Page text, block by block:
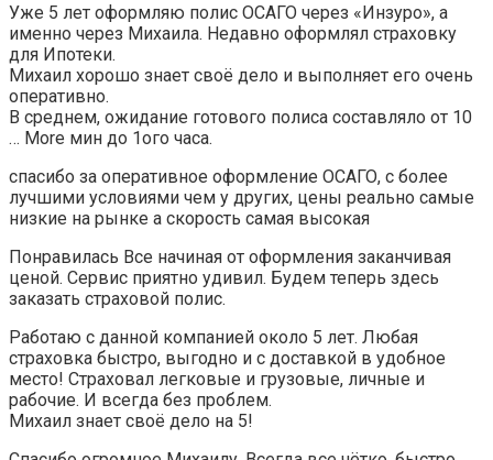
Уже 5 лет оформляю полис ОСАГО через «Инзуро», а
именно через Михаила. Недавно оформлял страховку
для Ипотеки.
Михаил хорошо знает своё дело и выполняет его очень
оперативно.
В среднем, ожидание готового полиса составляло от 10
… More мин до 1ого часа.
спасибо за оперативное оформление ОСАГО, с более
лучшими условиями чем у других, цены реально самые
низкие на рынке а скорость самая высокая
Понравилась Все начиная от оформления заканчивая
ценой. Сервис приятно удивил. Будем теперь здесь
заказать страховой полис.
Работаю с данной компанией около 5 лет. Любая
страховка быстро, выгодно и с доставкой в удобное
место! Страховал легковые и грузовые, личные и
рабочие. И всегда без проблем.
Михаил знает своё дело на 5!